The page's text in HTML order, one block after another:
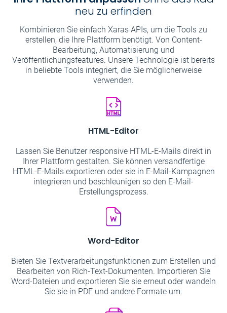
neu zu erfinden
Kombinieren Sie einfach Xaras APIs, um die Tools zu
erstellen, die Ihre Plattform benötigt. Von Content-
Bearbeitung, Automatisierung und
Veröffentlichungsfeatures. Unsere Technologie ist bereits
in beliebte Tools integriert, die Sie möglicherweise
verwenden.
HTML-Editor
Lassen Sie Benutzer responsive HTML-E-Mails direkt in
Ihrer Plattform gestalten. Sie können versandfertige
HTML-E-Mails exportieren oder sie in E-Mail-Kampagnen
integrieren und beschleunigen so den E-Mail-
Erstellungsprozess.
Word-Editor
Bieten Sie Textverarbeitungsfunktionen zum Erstellen und
Bearbeiten von Rich-Text-Dokumenten. Importieren Sie
Word-Dateien und exportieren Sie sie erneut oder wandeln
Sie sie in PDF und andere Formate um.